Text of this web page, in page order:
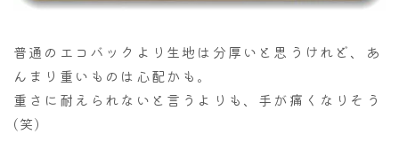
普通のエコバックより生地は分厚いと思うけれど、あ
んまり重いものは心配かも。
重さに耐えられないと言うよりも、手が痛くなりそう
(笑)